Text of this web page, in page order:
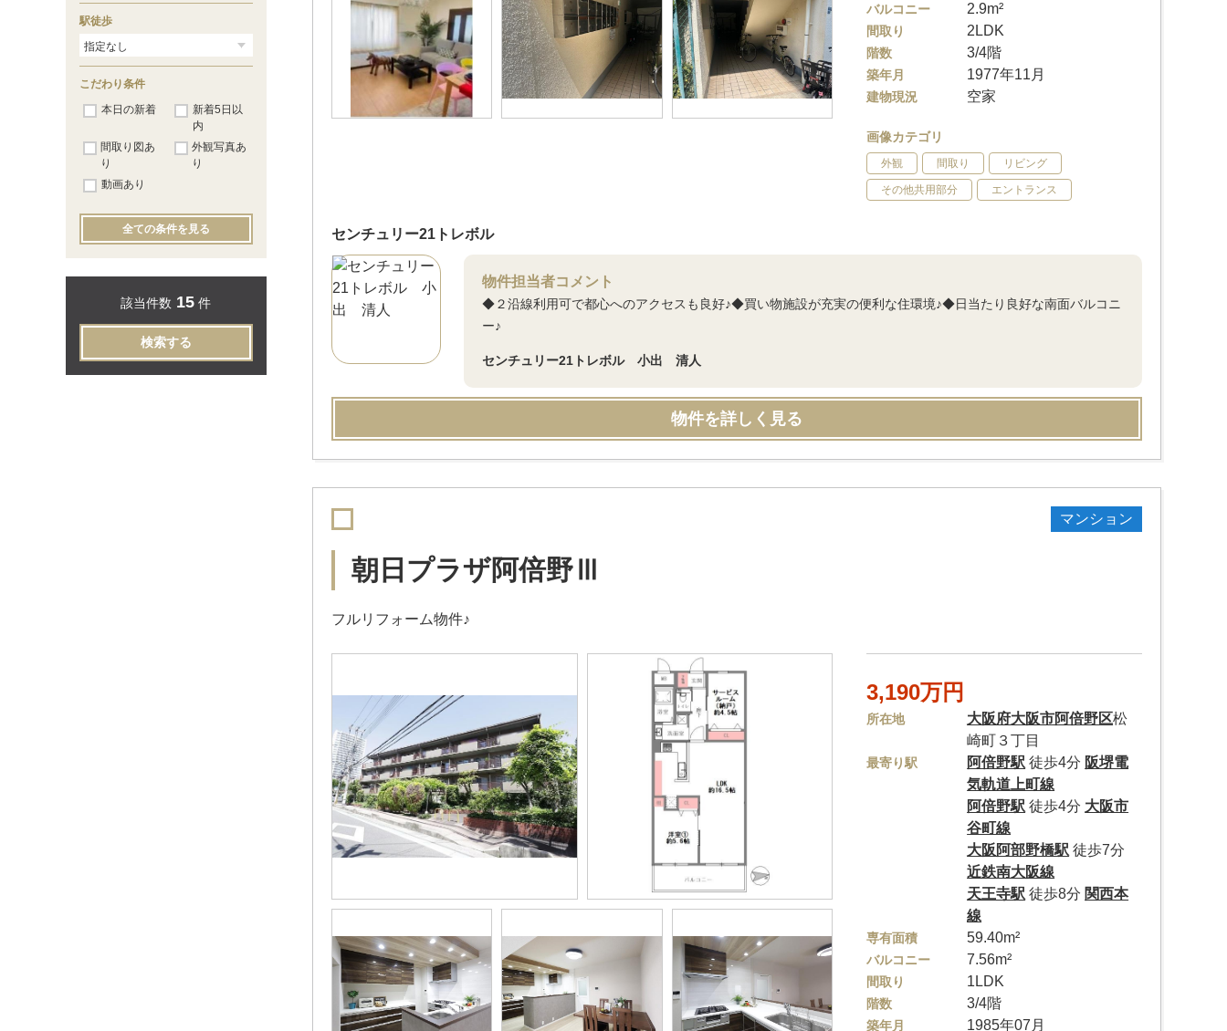
バルコニー 2.9m²
間取り 2LDK
階数 3/4階
築年月 1977年11月
建物現況 空家
画像カテゴリ
外観 間取り リビング
その他共用部分 エントランス
センチュリー21トレボル
物件担当者コメント
◆２沿線利用可で都心へのアクセスも良好♪◆買い物施設が充実の便利な住環境♪◆日当たり良好な南面バルコニ
ー♪
センチュリー21トレボル 小出 清人
物件を詳しく見る
マンション
朝日プラザ阿倍野Ⅲ
フルリフォーム物件♪
3,190万円
所在地 大阪府大阪市阿倍野区松
崎町３丁目
最寄り駅 阿倍野駅 徒歩4分 阪堺電
気軌道上町線
阿倍野駅 徒歩4分 大阪市
谷町線
大阪阿部野橋駅 徒歩7分
近鉄南大阪線
天王寺駅 徒歩8分 関西本
線
専有面積 59.40m²
バルコニー 7.56m²
間取り 1LDK
階数 3/4階
築年月 1985年07月
駅徒歩
こだわり条件
本日の新着
新着5日以
内
間取り図あ
り
外観写真あ
り
動画あり
全ての条件を見る
該当件数 15 件
検索する